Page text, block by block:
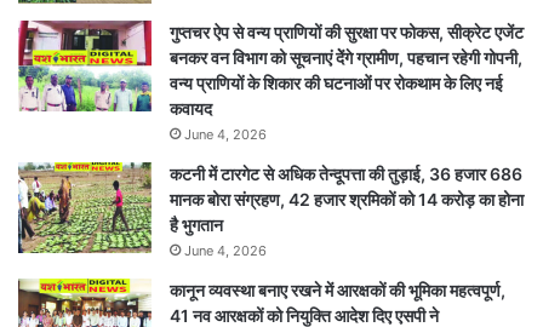
गुप्तचर ऐप से वन्य प्राणियों की सुरक्षा पर फोकस, सीक्रेट एजेंट
बनकर वन विभाग को सूचनाएं देेंगे ग्रामीण, पहचान रहेगी गोपनी,
वन्य प्राणियों के शिकार की घटनाओं पर रोकथाम के लिए नई
कवायद
June 4, 2026
कटनी में टारगेट से अधिक तेन्दूपत्ता की तुड़ाई, 36 हजार 686
मानक बोरा संग्रहण, 42 हजार श्रमिकों को 14 करोड़ का होना
है भुगतान
June 4, 2026
कानून व्यवस्था बनाए रखने में आरक्षकों की भूमिका महत्वपूर्ण,
41 नव आरक्षकों को नियुक्ति आदेश दिए एसपी ने